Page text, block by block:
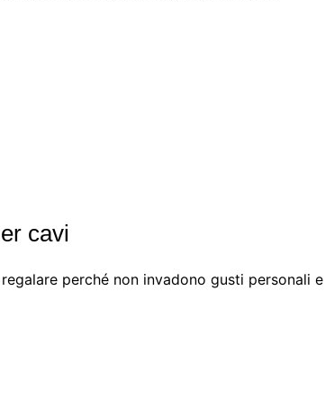
cavi
perché non invadono gusti personali e